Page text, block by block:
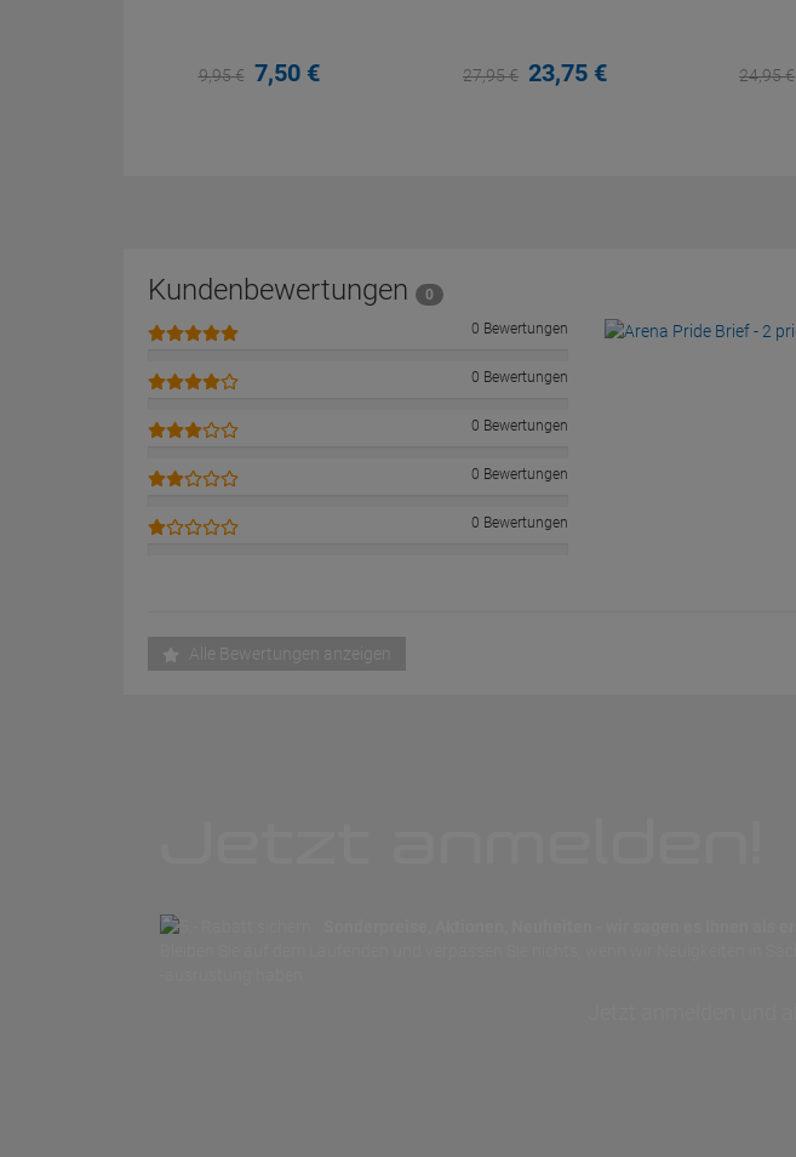
9,95€ 7,50 € 27,95€ 23,75 € 24,95€
Kundenbewertungen
0
0 Bewertungen
0 Bewertungen
0 Bewertungen
0 Bewertungen
0 Bewertungen
Alle Bewertungen anzeigen